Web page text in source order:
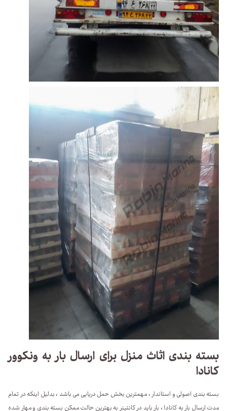
بسته بندی اثاث منزل برای ارسال بار به ونکوور
کانادا
بسته بندی اصولی و استاندار ، مهمترین بخش حمل دریایی می باشد ، بدلیل اینکه در تمام
مدت ارسال بار به کانادا ، بار باید در کانتینر به بهترین حالت ممکن بسته بندی و مهار شده